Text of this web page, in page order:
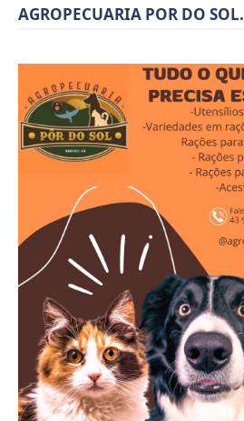
AGROPECUARIA POR DO SOL.